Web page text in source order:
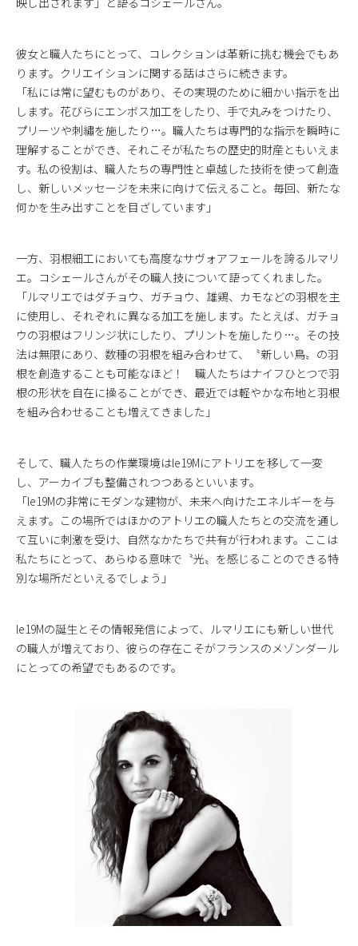
彼女と職人たちにとって、コレクションは革新に挑む機会でもあ
ります。クリエイションに関する話はさらに続きます。
「私には常に望むものがあり、その実現のために細かい指示を出
します。花びらにエンボス加工をしたり、手で丸みをつけたり、
プリーツや刺繡を施したり…。職人たちは専門的な指示を瞬時に
理解することができ、それこそが私たちの歴史的財産ともいえま
す。私の役割は、職人たちの専門性と卓越した技術を使って創造
し、新しいメッセージを未来に向けて伝えること。毎回、新たな
何かを生み出すことを目ざしています」
一方、羽根細工においても高度なサヴォアフェールを誇るルマリ
エ。コシェールさんがその職人技について語ってくれました。
「ルマリエではダチョウ、ガチョウ、雄鶏、カモなどの羽根を主
に使用し、それぞれに異なる加工を施します。たとえば、ガチョ
ウの羽根はフリンジ状にしたり、プリントを施したり…。その技
法は無限にあり、数種の羽根を組み合わせて、〝新しい鳥〟の羽
根を創造することも可能なほど！ 職人たちはナイフひとつで羽
根の形状を自在に操ることができ、最近では軽やかな布地と羽根
を組み合わせることも増えてきました」
そして、職人たちの作業環境はle19Mにアトリエを移して一変
し、アーカイブも整備されつつあるといいます。
「le19Mの非常にモダンな建物が、未来へ向けたエネルギーを与
えます。この場所ではほかのアトリエの職人たちとの交流を通し
て互いに刺激を受け、自然なかたちで共有が行われます。ここは
私たちにとって、あらゆる意味で〝光〟を感じることのできる特
別な場所だといえるでしょう」
le19Mの誕生とその情報発信によって、ルマリエにも新しい世代
の職人が増えており、彼らの存在こそがフランスのメゾンダール
にとっての希望でもあるのです。